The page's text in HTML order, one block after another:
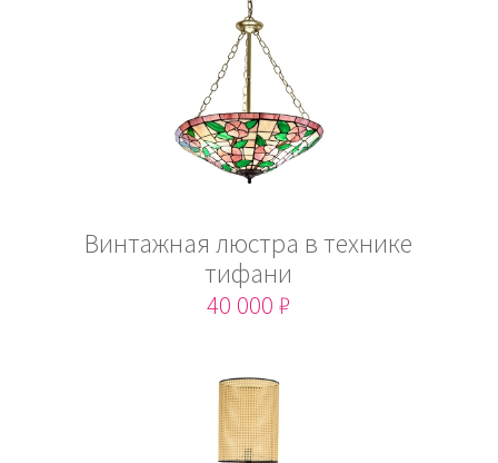
Винтажная люстра в технике
тифани
40 000 ₽